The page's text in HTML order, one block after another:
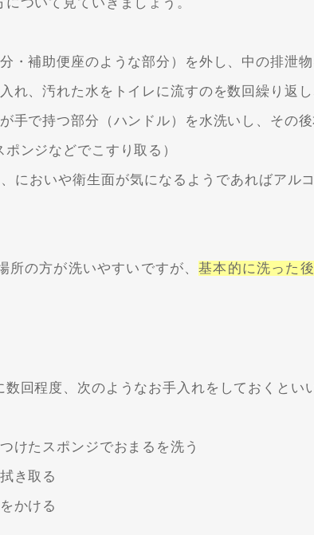
ついて見ていきましょう。
・補助便座のような部分）を外し、中の排泄
れ、汚れた水をトイレに流すのを数回繰り返
手で持つ部分（ハンドル）を水洗いし、その
ンジなどでこすり取る）
においや衛生面が気になるようであればアル
所の方が洗いやすいですが、基本的に洗った
回程度、次のようなお手入れをしておくとい
けたスポンジでおまるを洗う
き取る
かける